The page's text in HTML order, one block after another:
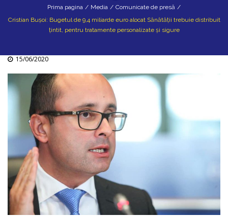
Prima pagina / Media / Comunicate de presă /
Cristian Bușoi: Bugetul de 9,4 miliarde euro alocat Sănătății trebuie distribuit
țintit, pentru tratamente personalizate și sigure
15/06/2020